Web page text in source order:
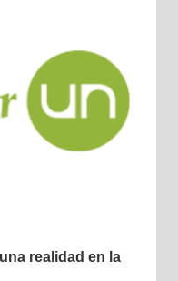
realidad en la